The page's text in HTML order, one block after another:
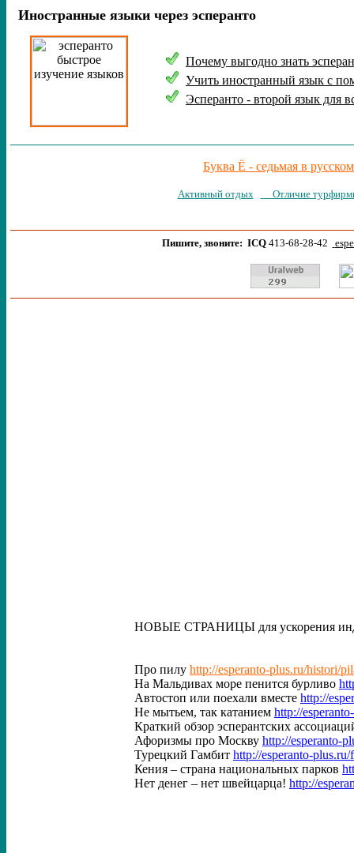
Иностранные языки через эсперанто
Почему выгодно знать
Учить иностранный язык с
Эсперанто - второй язык для
Буква Ё - седьмая в
Активный отдых Отличие
Пишите, звоните: ICQ 413-68-28-42
НОВЫЕ СТРАНИЦЫ для ускорения
Про пилу http://esperanto-plus.ru/histori/
На Мальдивах море пенится бурливо
Автостоп или поехали вместе http://
Не мытьем, так катанием http://
Краткий обзор эсперантских
Афоризмы про Москву http://esperanto-
Турецкий Гамбит http://esperanto-
Кения – страна национальных парков
Нет денег – нет швейцарца! http://